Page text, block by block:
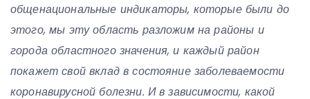
общенациональные индикаторы, которые были до
этого, мы эту область разложим на районы и
города областного значения, и каждый район
покажет свой вклад в состояние заболеваемости
коронавирусной болезни. И в зависимости, какой